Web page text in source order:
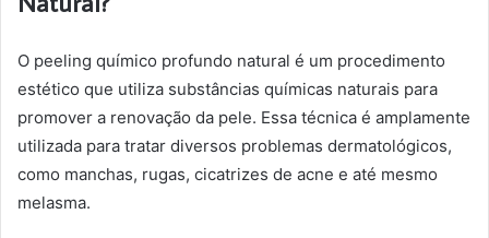
O peeling químico profundo natural é um procedimento
estético que utiliza substâncias químicas naturais para
promover a renovação da pele. Essa técnica é amplamente
utilizada para tratar diversos problemas dermatológicos,
como manchas, rugas, cicatrizes de acne e até mesmo
melasma.